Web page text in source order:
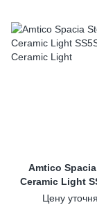
Amtico
Ceramic Light
Цену